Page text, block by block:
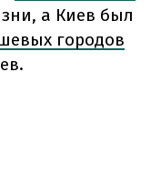
а Киев был
городов